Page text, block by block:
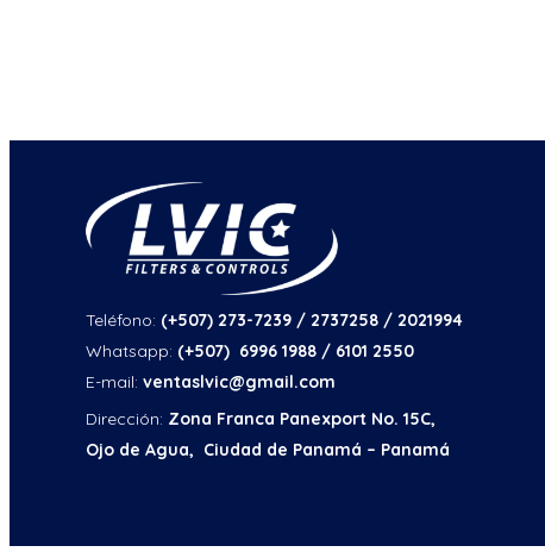
Teléfono: (+507) 273-7239 / 2737258 / 2021994
Whatsapp: (+507) 6996 1988 / 6101 2550
E-mail: ventaslvic@gmail.com
Dirección: Zona Franca Panexport No. 15C,
Ojo de Agua, Ciudad de Panamá – Panamá